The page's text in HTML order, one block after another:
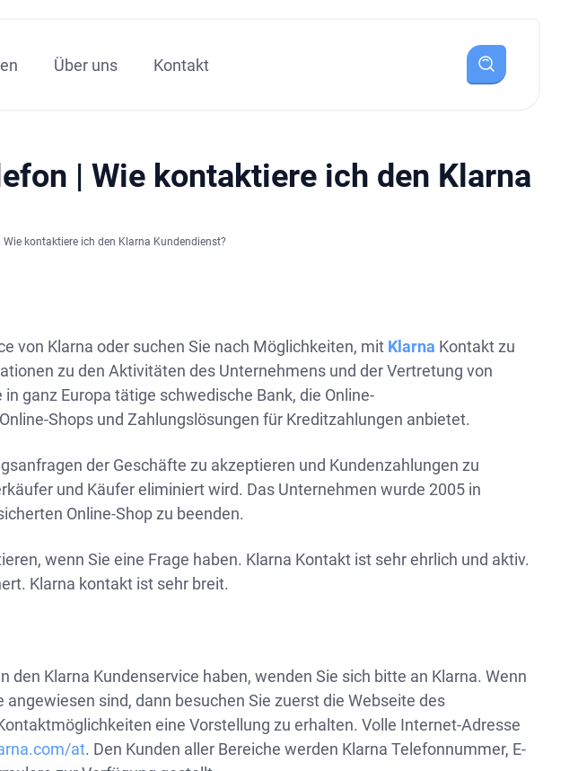
Über uns Kontakt
| Wie kontaktiere ich den Klarna
Wie kontaktiere ich den Klarna Kundendienst?
von Klarna oder suchen Sie nach Möglichkeiten, mit Klarna Kontakt zu
zu den Aktivitäten des Unternehmens und der Vertretung von
ganz Europa tätige schwedische Bank, die Online-
Shops und Zahlungslösungen für Kreditzahlungen anbietet.
der Geschäfte zu akzeptieren und Kundenzahlungen zu
und Käufer eliminiert wird. Das Unternehmen wurde 2005 in
Online-Shop zu beenden.
wenn Sie eine Frage haben. Klarna Kontakt ist sehr ehrlich und aktiv.
Klarna kontakt ist sehr breit.
den Klarna Kundenservice haben, wenden Sie sich bitte an Klarna. Wenn
sind, dann besuchen Sie zuerst die Webseite des
eine Vorstellung zu erhalten. Volle Internet-Adresse
at. Den Kunden aller Bereiche werden Klarna Telefonnummer, E-